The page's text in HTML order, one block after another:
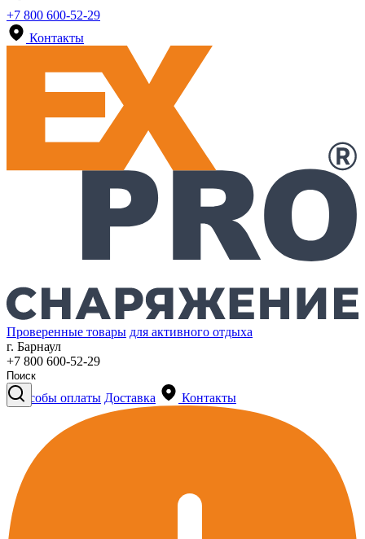
+7 800 600-52-29
Контакты
Проверенные товары для активного отдыха
г. Барнаул
+7 800 600-52-29
Способы оплаты Доставка Контакты